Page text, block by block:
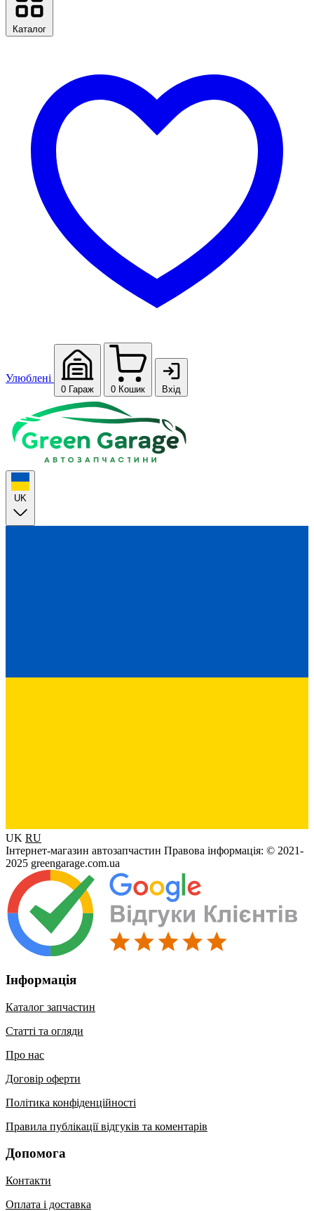
Каталог
Улюблені
0 Гараж 0 Кошик Вхід
UK RU
Інтернет-магазин автозапчастин Правова інформація: © 2021-
2025 greengarage.com.ua
Інформація
Каталог запчастин
Статті та огляди
Про нас
Договір оферти
Політика конфіденційності
Правила публікації відгуків та коментарів
Допомога
Контакти
Оплата і доставка